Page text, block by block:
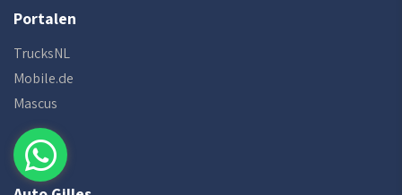
Portalen
TrucksNL
Mobile.de
Mascus